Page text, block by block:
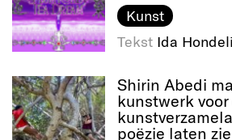
Kunst
Tekst Ida
Shirin Abedi
kunstwerk voor
poëzie laten